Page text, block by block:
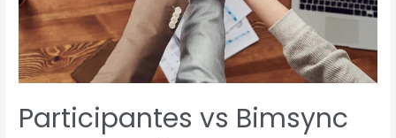
Participantes vs Bimsync